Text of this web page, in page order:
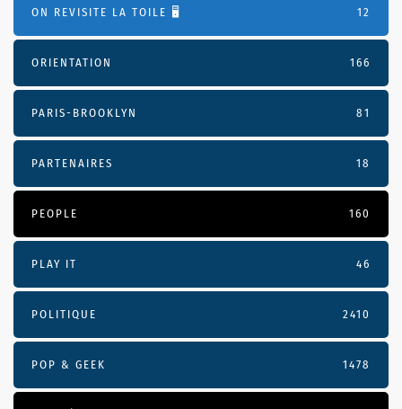
ON REVISITE LA TOILE 🖥️ 12
ORIENTATION 166
PARIS-BROOKLYN 81
PARTENAIRES 18
PEOPLE 160
PLAY IT 46
POLITIQUE 2410
POP & GEEK 1478